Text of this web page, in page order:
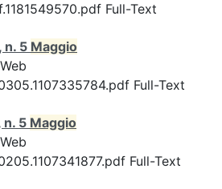
Full-Text
n. 5 Maggio
Full-Text
n. 5 Maggio
Full-Text